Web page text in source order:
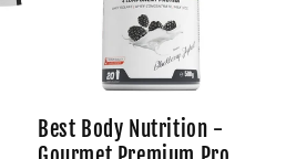
Best Body Nutrition -